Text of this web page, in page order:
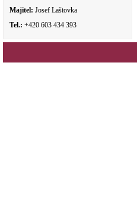
Majitel: Josef Laštovka
Tel.: +420 603 434 393